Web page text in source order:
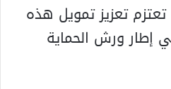
تعزيز تمويل هذه
إطار ورش الحماية